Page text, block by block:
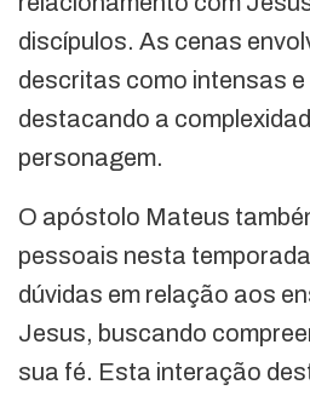
discípulos. As cenas
descritas como intensas
destacando a
personagem.
O apóstolo Mateus
pessoais nesta
dúvidas em relação aos
Jesus, buscando
sua fé. Esta interação